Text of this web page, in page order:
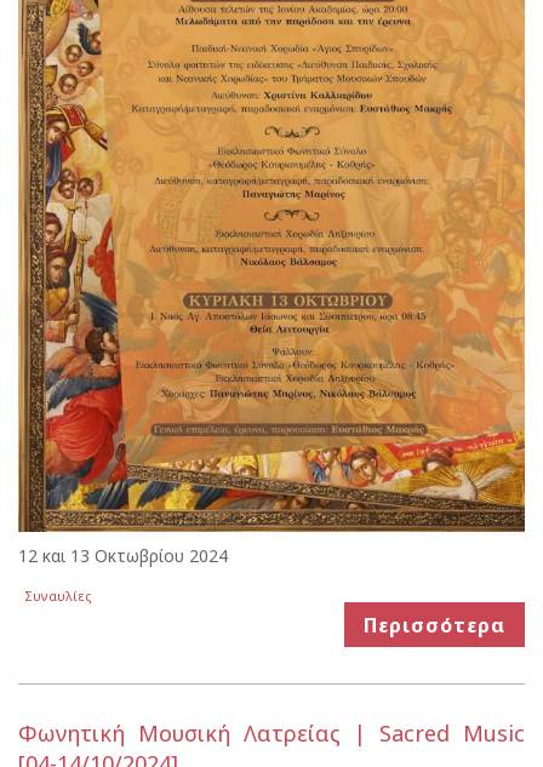
12 και 13 Οκτωβρίου 2024
Συναυλίες
Περισσότερα
Φωνητική Μουσική Λατρείας | Sacred Music